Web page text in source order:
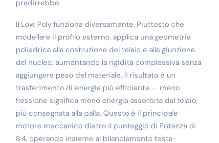
predirrebbe.
Il Low Poly funziona diversamente. Piuttosto che
modellare il profilo esterno, applica una geometria
poliedrica alla costruzione del telaio e alla giunzione
del nucleo, aumentando la rigidità complessiva senza
aggiungere peso del materiale. Il risultato è un
trasferimento di energia più efficiente — meno
flessione significa meno energia assorbita dal telaio,
più consegnata alla palla. Questo è il principale
motore meccanico dietro il punteggio di Potenza di
8.4, operando insieme al bilanciamento testa-